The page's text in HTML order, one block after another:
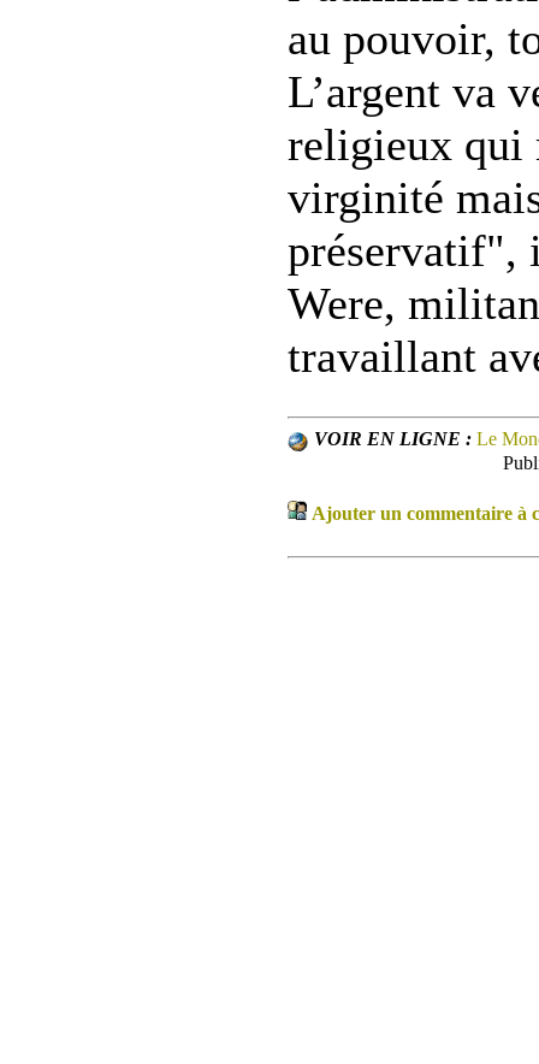
au pouvoir,
L’argent va
religieux qui
virginité
préservatif",
Were,
travaillant
VOIR EN LIGNE : Le
Ajouter un commentaire à